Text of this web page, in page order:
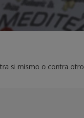
si mismo o contra